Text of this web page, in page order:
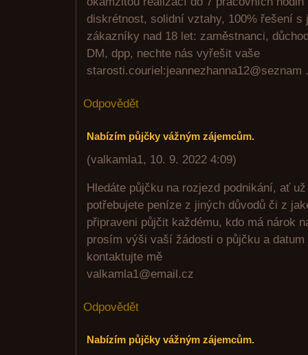
diskrétnost, solidní vztahy, 100% řešení s
zákazníky nad 18 let: zaměstnanci,
DM, dpp, nechte nás vyřešit vaše
starosti.couriel:jeannezhanna12@seznam
Odpovědět
Nabízím půjčky vážným zájemcům.
(valkamla1, 10. 9. 2022 4:09)
Hledáte půjčku na rozjezd podnikání, ať
potřebujete peníze z jiných důvodů či z
připraveni půjčit každému, kdo má nárok
prosím výši vaší žádosti o půjčku a
kontaktujte mě
valkamla1@email.cz
Odpovědět
Nabízím půjčky vážným zájemcům.